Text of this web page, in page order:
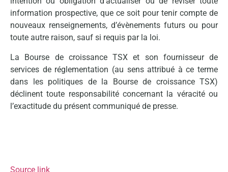
information prospective, que ce soit pour tenir compte de
nouveaux renseignements, d’évènements futurs ou pour
toute autre raison, sauf si requis par la loi.
La Bourse de croissance TSX et son fournisseur de
services de réglementation (au sens attribué à ce terme
dans les politiques de la Bourse de croissance TSX)
déclinent toute responsabilité concernant la véracité ou
l’exactitude du présent communiqué de presse.
Source link